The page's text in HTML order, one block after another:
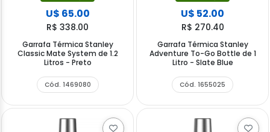
U$ 65.00
R$ 338.00
Garrafa Térmica Stanley
Classic Mate System de 1.2
Litros - Preto
Cód. 1469080
U$ 52.00
R$ 270.40
Garrafa Térmica Stanley
Adventure To-Go Bottle de 1
Litro - Slate Blue
Cód. 1655025